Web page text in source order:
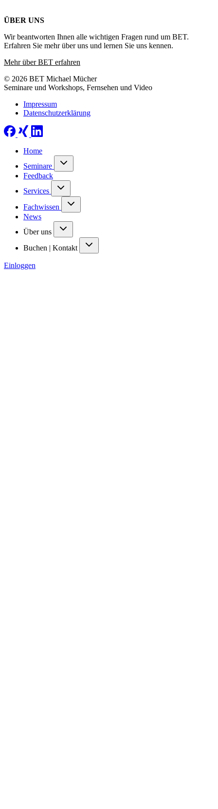
ÜBER UNS
Wir beantworten Ihnen alle wichtigen Fragen rund um BET.
Erfahren Sie mehr über uns und lernen Sie uns kennen.
Mehr über BET erfahren
© 2026 BET Michael Mücher
Seminare und Workshops, Fernsehen und Video
Impressum
Datenschutzerklärung
Home
Seminare
Feedback
Services
Fachwissen
News
Über uns
Buchen | Kontakt
Einloggen